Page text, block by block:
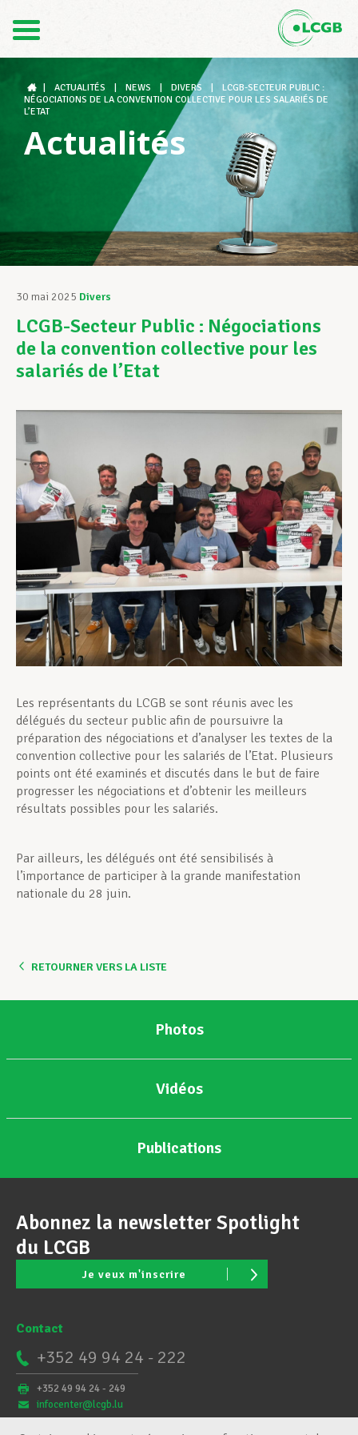
DE
Le LCGB
Structures syndicales
Assistance au Travail
Vos droits
Développement professionnel
Devenir Membre
Actualités
ACTUALITÉS NEWS DIVERS
LCGB-SECTEUR PUBLIC :
NÉGOCIATIONS DE LA CONVENTION COLLECTIVE POUR LES SALARIÉS DE
L’ETAT
Actualités
30 mai 2025 Divers
LCGB-Secteur Public : Négociations
de la convention collective pour les
salariés de l’Etat
Les représentants du LCGB se sont réunis avec les
délégués du secteur public afin de poursuivre la
préparation des négociations et d’analyser les textes de la
convention collective pour les salariés de l’Etat. Plusieurs
points ont été examinés et discutés dans le but de faire
progresser les négociations et d’obtenir les meilleurs
résultats possibles pour les salariés.
Par ailleurs, les délégués ont été sensibilisés à
l’importance de participer à la grande manifestation
nationale du 28 juin.
RETOURNER VERS LA LISTE
Photos
Vidéos
Publications
Abonnez la newsletter Spotlight
du LCGB
Je veux m'inscrire
Contact
+352 49 94 24 - 222
+352 49 94 24 - 249
infocenter@lcgb.lu